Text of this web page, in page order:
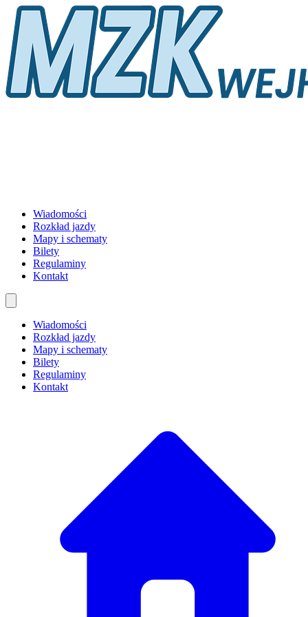
Wiadomości
Rozkład jazdy
Mapy i schematy
Bilety
Regulaminy
Kontakt
Wiadomości
Rozkład jazdy
Mapy i schematy
Bilety
Regulaminy
Kontakt